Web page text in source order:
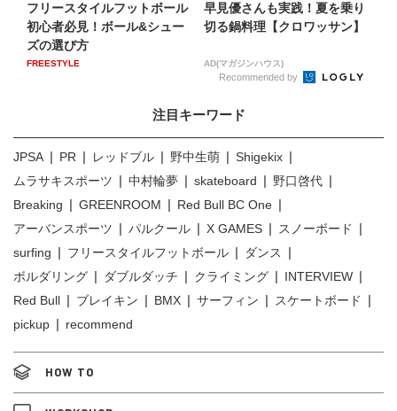
フリースタイルフットボール
初心者必見！ボール&シュー
ズの選び方
FREESTYLE
早見優さんも実践！夏を乗り
切る鍋料理【クロワッサン】
AD(マガジンハウス)
Recommended by
注目キーワード
JPSA PR レッドブル 野中生萌
Shigekix
ムラサキスポーツ
中村輪夢 skateboard
野口啓代
Breaking
GREENROOM
Red Bull BC One
アーバンスポーツ
パルクール X GAMES
スノーボード
surfing
フリースタイルフットボール
ダンス
ボルダリング
ダブルダッチ クライミング
INTERVIEW
Red Bull
ブレイキン BMX サーフィン
スケートボード
pickup
recommend
HOW TO